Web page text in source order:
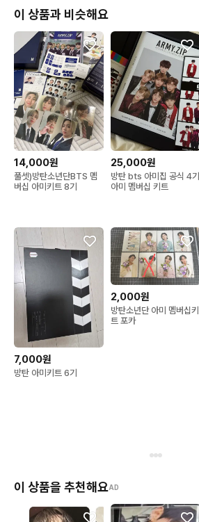
이 상품과 비슷해요
14,000원
풀셋)방탄소년단BTS 멤
버십 아미키트 8기
25,000원
방탄 bts 아미집 공식 4기
아미 멤버십 키트
7,000원
방탄 아미키트 6기
2,000원
방탄소년단 아미 멤버십키
트 포카
이 상품을 추천해요AD